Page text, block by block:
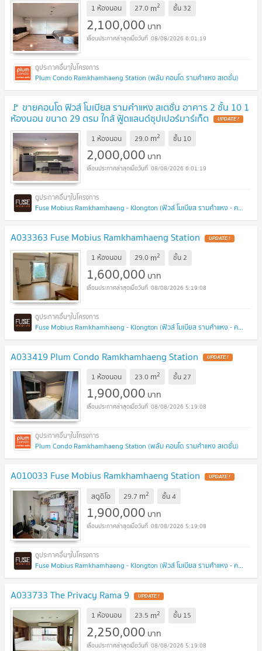
1 ห้องนอน 27.0 m2 ชั้น 32
2,100,000 บาท
08/08/2026 6:01:19
Plum Condo Ramkhamhaeng Station (พลัม คอนโด รามคำแหง สเตชั่น)
🚩 ขายคอนโด ฟิวส์ โมเบียส รามคำแหง สเตชั่น อาคาร 2 ชั้น 10 1
ห้องนอน ขนาด 29 ตรม ใกล้ ฟู้ดแลนด์ซุปเปอร์มาร์เก็ต UPDATE !
1 ห้องนอน 29.0 m2 ชั้น 10
2,000,000 บาท
08/08/2026 6:01:19
Fuse Mobius Ramkhamhaeng - Klongton (ฟิวส์ โมเบียส รามคำแหง - คลองตัน)
A033363 Fuse Mobius Ramkhamhaeng Station UPDATE !
1 ห้องนอน 29.0 m2 ชั้น2
1,600,000 บาท
08/08/2026 5:19:08
Fuse Mobius Ramkhamhaeng - Klongton (ฟิวส์ โมเบียส รามคำแหง - คลองตัน)
A033419 Plum Condo Ramkhamhaeng Station UPDATE !
1 ห้องนอน 23.0 m2 ชั้น27
1,900,000 บาท
08/08/2026 5:19:08
Plum Condo Ramkhamhaeng Station (พลัม คอนโด รามคำแหง สเตชั่น)
A010033 Fuse Mobius Ramkhamhaeng Station UPDATE !
สตูดิโอ 29.7 m2 ชั้น4
1,900,000 บาท
08/08/2026 5:19:08
Fuse Mobius Ramkhamhaeng - Klongton (ฟิวส์ โมเบียส รามคำแหง - คลองตัน)
A033733 The Privacy Rama 9 UPDATE !
1 ห้องนอน 23.5 m2 ชั้น 15
2,250,000 บาท
08/08/2026 5:19:08